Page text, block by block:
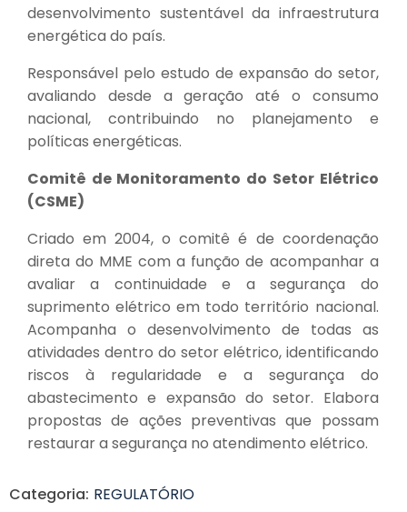
desenvolvimento sustentável da infraestrutura
energética do país.
Responsável pelo estudo de expansão do setor,
avaliando desde a geração até o consumo
nacional, contribuindo no planejamento e
políticas energéticas.
Comitê de Monitoramento do Setor Elétrico
(CSME)
Criado em 2004, o comitê é de coordenação
direta do MME com a função de acompanhar a
avaliar a continuidade e a segurança do
suprimento elétrico em todo território nacional.
Acompanha o desenvolvimento de todas as
atividades dentro do setor elétrico, identificando
riscos à regularidade e a segurança do
abastecimento e expansão do setor. Elabora
propostas de ações preventivas que possam
restaurar a segurança no atendimento elétrico.
Categoria: REGULATÓRIO